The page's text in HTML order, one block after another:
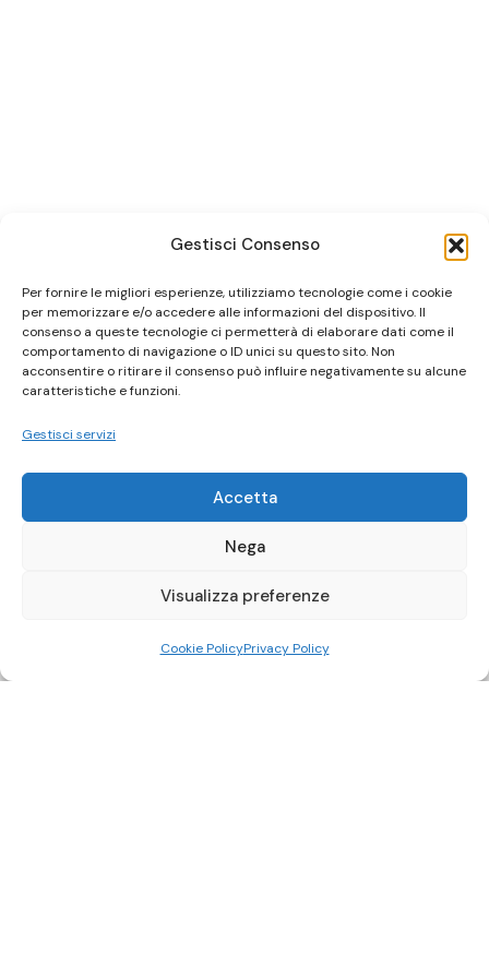
Gestisci Consenso
Per fornire le migliori esperienze, utilizziamo tecnologie come i cookie
per memorizzare e/o accedere alle informazioni del dispositivo. Il
consenso a queste tecnologie ci permetterà di elaborare dati come il
comportamento di navigazione o ID unici su questo sito. Non
acconsentire o ritirare il consenso può influire negativamente su alcune
caratteristiche e funzioni.
Gestisci servizi
Accetta
Nega
Visualizza preferenze
Cookie PolicyPrivacy Policy